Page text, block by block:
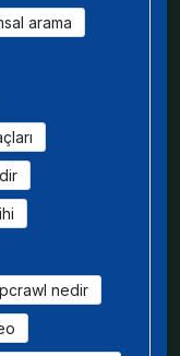
arama
nedir